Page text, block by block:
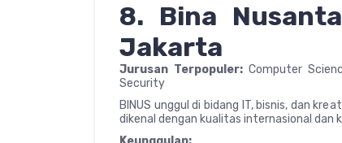
8. Bina
Jakarta
Jurusan Terpopuler: Computer
Security
BINUS unggul di bidang IT, bisnis, dan
dikenal dengan kualitas internasional dan